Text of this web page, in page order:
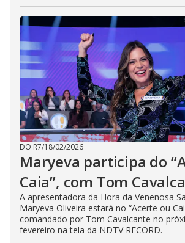
DO R7/18/02/2026
Maryeva participa do
Caia”, com Tom
A apresentadora da Hora da Venenosa
Maryeva Oliveira estará no “Acerte ou
comandado por Tom Cavalcante no
fevereiro na tela da NDTV RECORD.